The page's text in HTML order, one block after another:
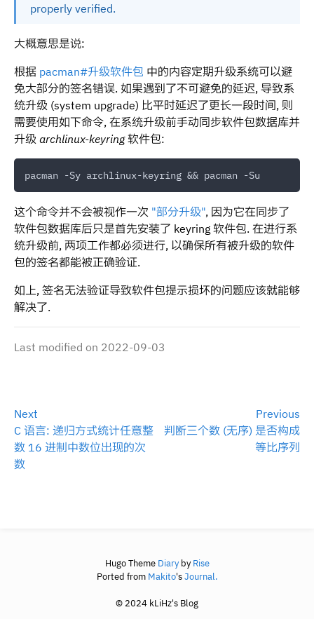
properly verified.
大概意思是说:
根据 pacman#升级软件包 中的内容定期升级系统可以避
免大部分的签名错误. 如果遇到了不可避免的延迟, 导致系
统升级 (system upgrade) 比平时延迟了更长一段时间, 则
需要使用如下命令, 在系统升级前手动同步软件包数据库并
升级 archlinux-keyring软件包:
这个命令并不会被视作一次 "部分升级", 因为它在同步了
软件包数据库后只是首先安装了 keyring 软件包. 在进行系
统升级前, 两项工作都必须进行, 以确保所有被升级的软件
包的签名都能被正确验证.
如上, 签名无法验证导致软件包提示损坏的问题应该就能够
解决了.
Last modified on 2022-09-03
Next
C 语言: 递归方式统计任意整
数 16 进制中数位出现的次
数
Previous
判断三个数 (无序) 是否构成
等比序列
Hugo Theme DiarybyRise
Ported from Makito'sJournal.
© 2024 kLiHz's Blog